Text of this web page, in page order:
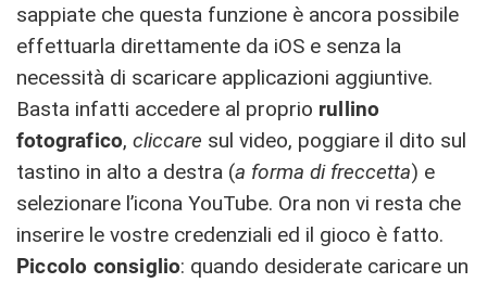
sappiate che questa funzione è ancora possibile
effettuarla direttamente da iOS e senza la
necessità di scaricare applicazioni aggiuntive.
Basta infatti accedere al proprio rullino
fotografico,cliccare sul video, poggiare il dito sul
tastino in alto a destra (a forma di freccetta) e
selezionare l’icona YouTube. Ora non vi resta che
inserire le vostre credenziali ed il gioco è fatto.
Piccolo consiglio: quando desiderate caricare un